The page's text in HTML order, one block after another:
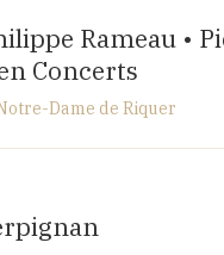
Rameau •
Concerts
Dame de Riquer
(66500)